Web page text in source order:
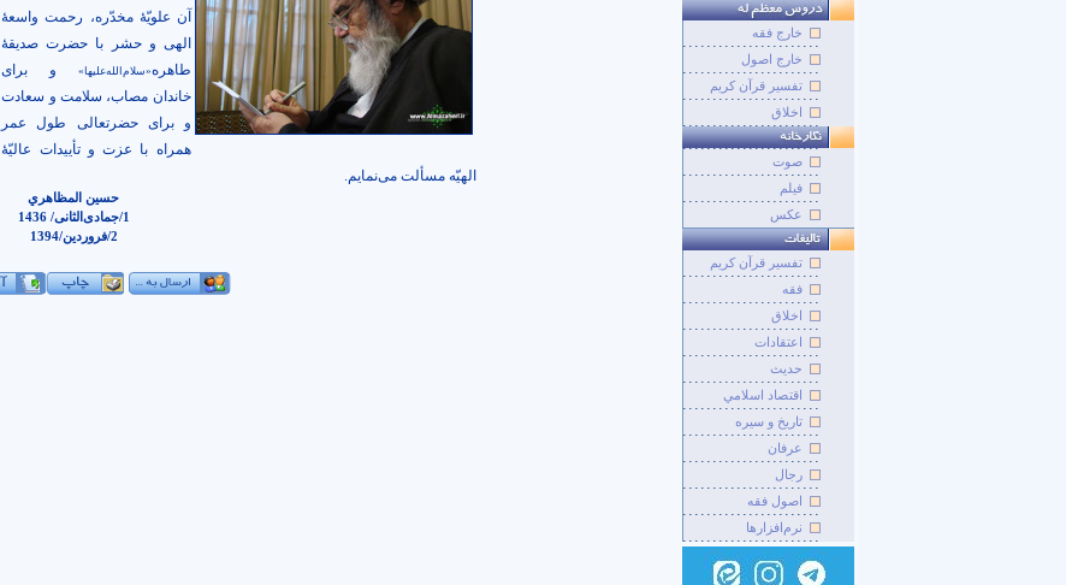
آن علویّۀ مخدّره، رحمت واسعۀ
الهی و حشر با حضرت صدیقۀ
طاهره«سلام‌الله‌علیها»
و برای
خاندان مصاب، سلامت و سعادت
و برای حضرتعالی طول عمر
همراه با عزت و تأییدات عالیّۀ
الهیّه مسألت می‌نمایم.
حسين المظاهري
1/جمادی‌الثانی/ 1436
2/فروردین/1394
خارج فقه
خارج اصول
تفسیر قرآن کریم
اخلاق
صوت
فيلم
عکس
تفسير قرآن کريم
فقه
اخلاق
اعتقادات
حديث
اقتصاد اسلامي
تاريخ و سيره
عرفان
رجال
اصول فقه
نرم‌افزارها